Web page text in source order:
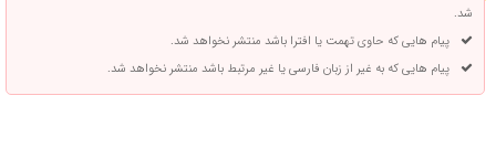
شد.
پیام هایی که حاوی تهمت یا افترا باشد منتشر نخواهد شد.
پیام هایی که به غیر از زبان فارسی یا غیر مرتبط باشد منتشر نخواهد شد.